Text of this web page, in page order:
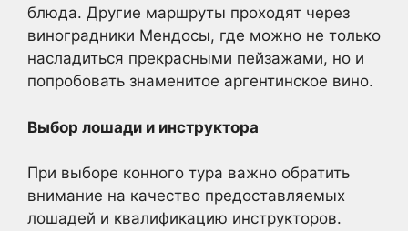
блюда. Другие маршруты проходят через
виноградники Мендосы, где можно не только
насладиться прекрасными пейзажами, но и
попробовать знаменитое аргентинское вино.
Выбор лошади и инструктора
При выборе конного тура важно обратить
внимание на качество предоставляемых
лошадей и квалификацию инструкторов.